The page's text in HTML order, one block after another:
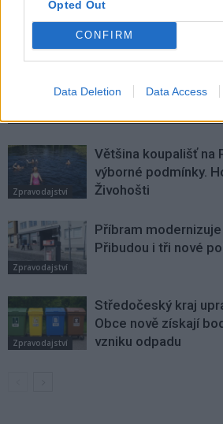
Opted Out
CONFIRM
Data Deletion Data Access
zavítá na led Pirátů Chomutov
SOUVISEJÍCÍ ČLÁNKY
Zpravodajství
Většina koupališť na
výborné podmínky.
Živohošti
Zpravodajství
Příbram
Přibudou i tři nové
Zpravodajství
Středočeský kraj
Obce nově získají
vzniku odpadu